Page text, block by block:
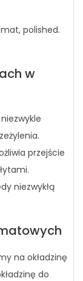
polished.
w
przejście
niezwykłą
na okładzinę
do